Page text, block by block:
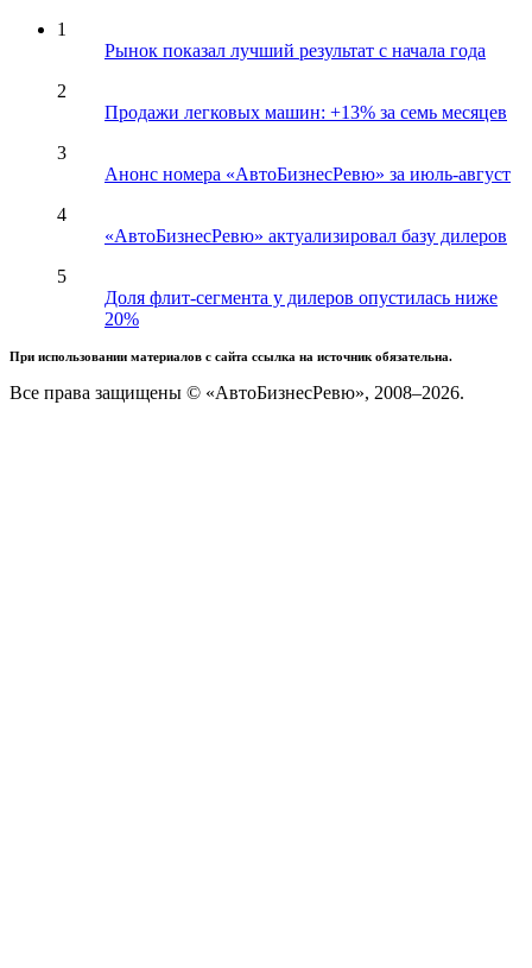
1
Рынок показал лучший результат с начала года
2
Продажи легковых машин: +13% за семь месяцев
3
Анонс номера «АвтоБизнесРевю» за июль-август
4
«АвтоБизнесРевю» актуализировал базу дилеров
5
Доля флит-сегмента у дилеров опустилась ниже
20%
При использовании материалов с сайта ссылка на источник обязательна.
Все права защищены © «АвтоБизнесРевю», 2008–2026.